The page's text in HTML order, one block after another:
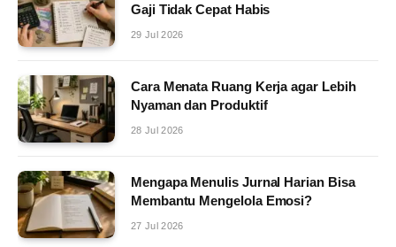
Gaji Tidak Cepat Habis
29 Jul 2026
Cara Menata Ruang Kerja agar Lebih
Nyaman dan Produktif
28 Jul 2026
Mengapa Menulis Jurnal Harian Bisa
Membantu Mengelola Emosi?
27 Jul 2026